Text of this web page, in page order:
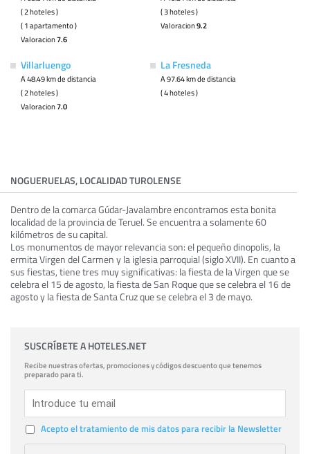
( 2 hoteles )
( 1 apartamento )
Valoracion7.6
( 3 hoteles )
Valoracion9.2
Villarluengo
A 48.49 km de distancia
( 2 hoteles )
Valoracion7.0
La Fresneda
A 97.64 km de distancia
( 4 hoteles )
NOGUERUELAS, LOCALIDAD TUROLENSE
Dentro de la comarca Gúdar-Javalambre encontramos esta bonita
localidad de la provincia de Teruel. Se encuentra a solamente 60
kilómetros de su capital.
Los monumentos de mayor relevancia son: el pequeño dinopolis, la
ermita Virgen del Carmen y la iglesia parroquial (siglo XVII). En cuanto a
sus fiestas, tiene tres muy significativas: la fiesta de la Virgen que se
celebra el 15 de agosto, la fiesta de San Roque que se celebra el 16 de
agosto y la fiesta de Santa Cruz que se celebra el 3 de mayo.
SUSCRÍBETE A HOTELES.NET
Recibe nuestras ofertas, promociones y códigos descuento que tenemos
preparado para ti.
Acepto el tratamiento de mis datos para recibir la Newsletter